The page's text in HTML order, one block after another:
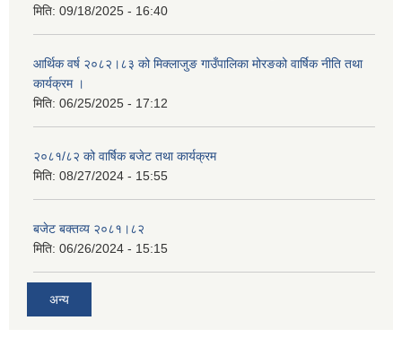
मिति: 09/18/2025 - 16:40
आर्थिक वर्ष २०८२।८३ को मिक्लाजुङ गाउँपालिका मोरङको वार्षिक नीति तथा
कार्यक्रम ।
मिति: 06/25/2025 - 17:12
२०८१/८२ को वार्षिक बजेट तथा कार्यक्रम
मिति: 08/27/2024 - 15:55
बजेट बक्तव्य २०८१।८२
मिति: 06/26/2024 - 15:15
अन्य